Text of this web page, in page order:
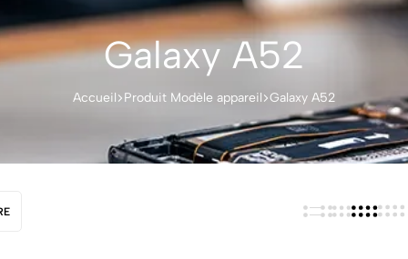
Galaxy A52
Accueil Produit Modèle appareil Galaxy A52